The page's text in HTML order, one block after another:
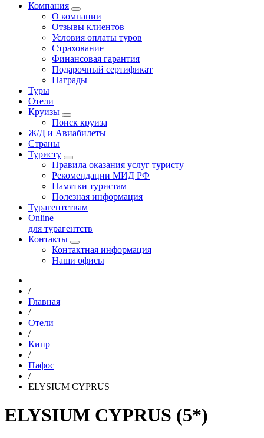
Компания
О компании
Отзывы клиентов
Условия оплаты туров
Страхование
Финансовая гарантия
Подарочный сертификат
Награды
Туры
Отели
Круизы
Поиск круиза
Ж/Д и Авиабилеты
Страны
Туристу
Правила оказания услуг туристу
Рекомендации МИД РФ
Памятки туристам
Полезная информация
Турагентствам
Online
для турагентств
Контакты
Контактная информация
Наши офисы
/
Главная
/
Отели
/
Кипр
/
Пафос
/
ELYSIUM CYPRUS
ELYSIUM CYPRUS (5*)